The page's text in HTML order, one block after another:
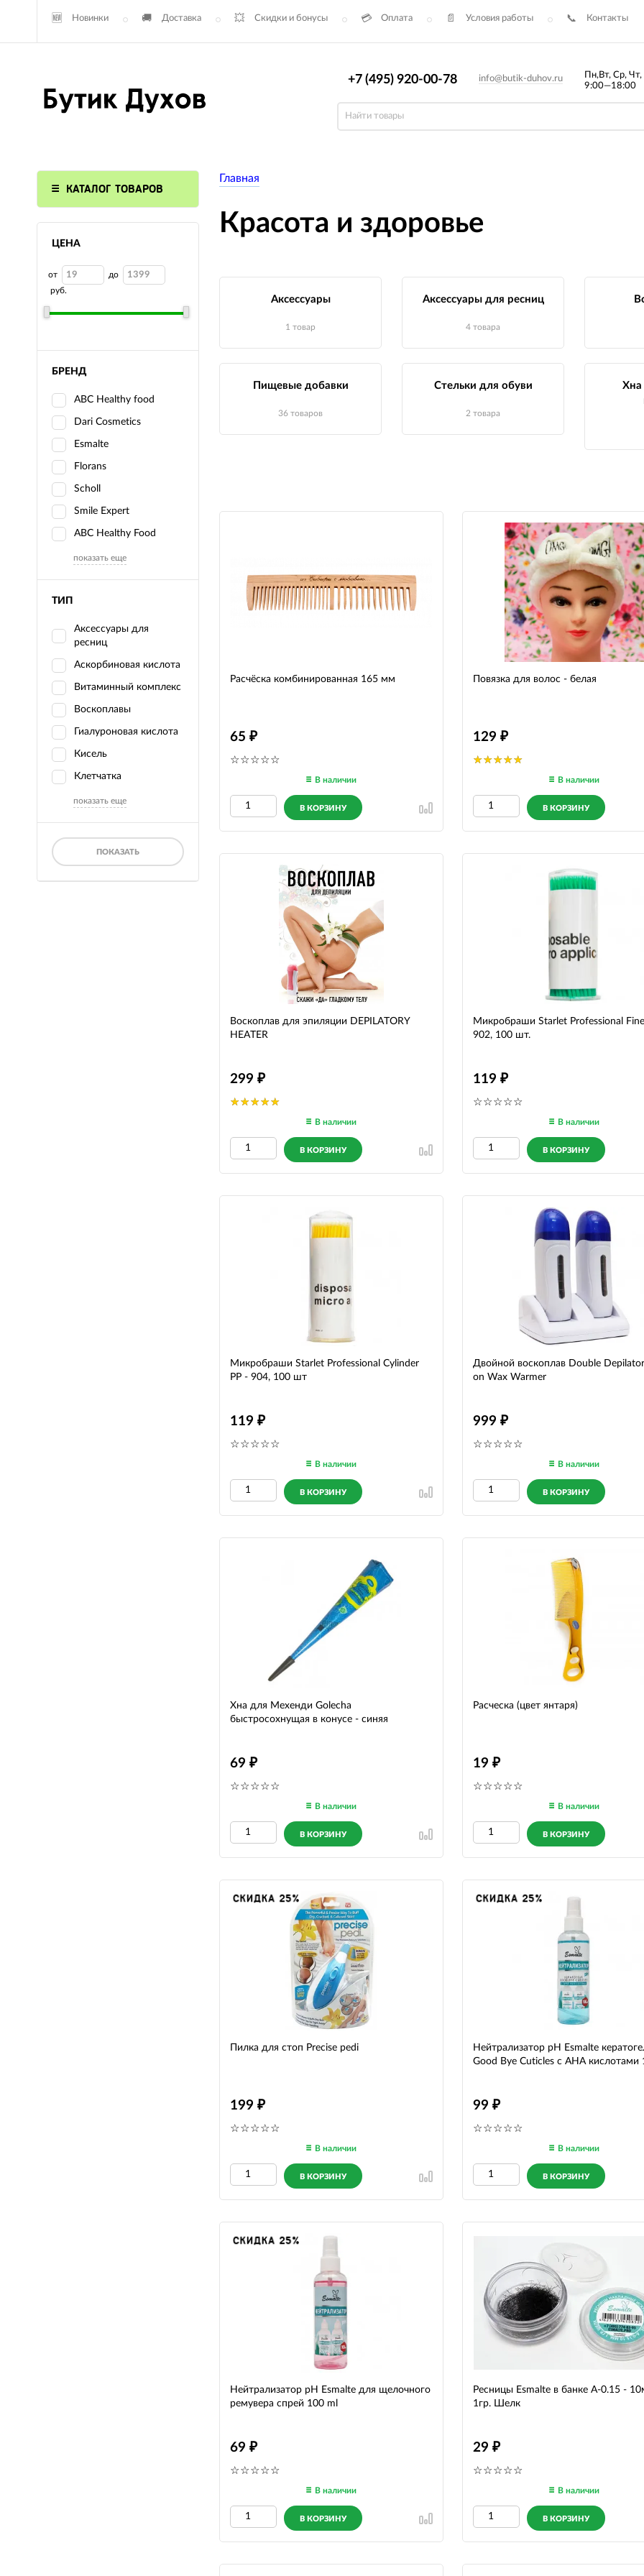
Новинки Доставка Скидки и бонусы Оплата Условия работы Контакты
+7 (495) 920-00-78 info@butik-duhov.ru
Пн,Вт, Ср,
9:00—18:00
КАТАЛОГ ТОВАРОВ
ЦЕНА
от
до
руб.
БРЕНД
ABC Healthy food
Dari Cosmetics
Esmalte
Florans
Scholl
Smile Expert
АВС Healthy Food
показать еще
ТИП
Аксессуары для
ресниц
Аскорбиновая кислота
Витаминный комплекс
Воскоплавы
Гиалуроновая кислота
Кисель
Клетчатка
показать еще
ПОКАЗАТЬ
Главная
Красота и здоровье
Аксессуары
1 товар
Аксессуары для ресниц
4 товара
Пищевые добавки
36 товаров
Стельки для обуви
2 товара
Хна
Расчёска комбинированная 165 мм
65
В наличии
В КОРЗИНУ
Повязка для волос - белая
129
В наличии
В КОРЗИНУ
Воскоплав для эпиляции DEPILATORY
HEATER
299
В наличии
В КОРЗИНУ
Микробраши Starlet Professional
902, 100 шт.
119
В наличии
В КОРЗИНУ
Микробраши Starlet Professional Cylinder
PP - 904, 100 шт
119
В наличии
В КОРЗИНУ
Двойной воскоплав Double
on Wax Warmer
999
В наличии
В КОРЗИНУ
Хна для Мехенди Golecha
быстросохнущая в конусе - синяя
69
В наличии
В КОРЗИНУ
Расческа (цвет янтаря)
19
В наличии
В КОРЗИНУ
СКИДКА 25%
Пилка для стоп Precise pedi
199
В наличии
В КОРЗИНУ
СКИДКА 25%
Нейтрализатор pH Esmalte
Good Bye Cuticles с АНА кислотами
99
В наличии
В КОРЗИНУ
СКИДКА 25%
Нейтрализатор pH Esmalte для щелочного
ремувера спрей 100 ml
69
В наличии
В КОРЗИНУ
Ресницы Esmalte в банке A-0.15 -
1гр. Шелк
29
В наличии
В КОРЗИНУ